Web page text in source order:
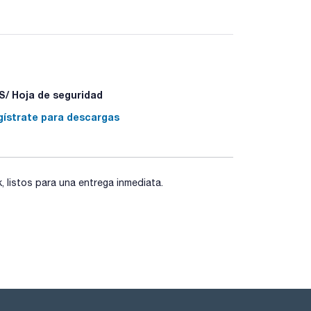
Hoja de seguridad
para descargas
para una entrega inmediata.